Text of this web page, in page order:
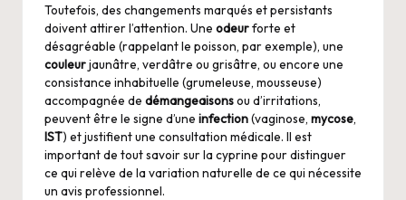
Toutefois, des changements marqués et persistants
doivent attirer l’attention. Une odeurforte et
désagréable (rappelant le poisson, par exemple), une
couleurjaunâtre, verdâtre ou grisâtre, ou encore une
consistance inhabituelle (grumeleuse, mousseuse)
accompagnée de démangeaisonsou d’irritations,
peuvent être le signe d’une infection(vaginose, mycose,
IST) et justifient une consultation médicale. Il est
important de tout savoir sur la cyprine pour distinguer
ce qui relève de la variation naturelle de ce qui nécessite
un avis professionnel.